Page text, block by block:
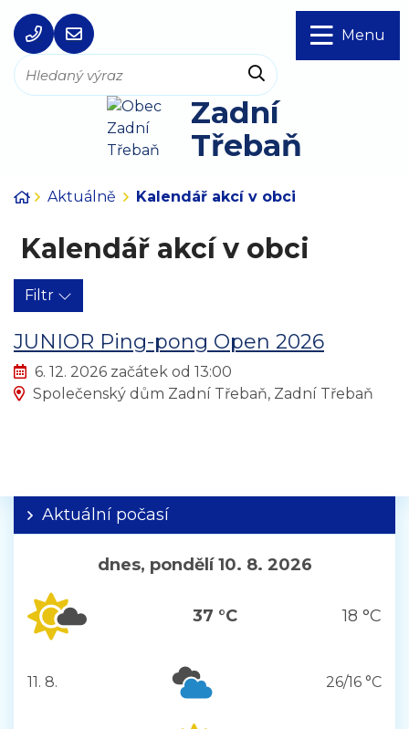
Zadní
Třebaň
+420 257 721 399
ou@zadnitreban.cz
Hledat
Menu
Úvodní stránka
Aktuálně Kalendář akcí v obci
Kalendář akcí v obci
Filtr
JUNIOR Ping-pong Open 2026
Kdy:
6. 12. 2026 začátek od 13:00
Kde:
Společenský dům Zadní Třebaň, Zadní Třebaň
Aktuální počasí
dnes, pondělí 10. 8. 2026
37 °C 18 °C
úterý
11. 8. 26/16 °C